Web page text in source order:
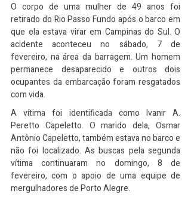
O corpo de uma mulher de 49 anos foi
retirado do Rio Passo Fundo após o barco em
que ela estava virar em Campinas do Sul. O
acidente aconteceu no sábado, 7 de
fevereiro, na área da barragem. Um homem
permanece desaparecido e outros dois
ocupantes da embarcação foram resgatados
com vida.
A vítima foi identificada como Ivanir A.
Peretto Capeletto. O marido dela, Osmar
Antônio Capeletto, também estava no barco e
não foi localizado. As buscas pela segunda
vítima continuaram no domingo, 8 de
fevereiro, com o apoio de uma equipe de
mergulhadores de Porto Alegre.